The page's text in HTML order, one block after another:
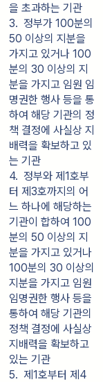
을 초과하는 기관
3.  정부가 100분의
50 이상의 지분을
가지고 있거나 100
분의 30 이상의 지
분을 가지고 임원 임
명권한 행사 등을 통
하여 해당 기관의 정
책 결정에 사실상 지
배력을 확보하고 있
는 기관
4.  정부와 제1호부
터 제3호까지의 어
느 하나에 해당하는
기관이 합하여 100
분의 50 이상의 지
분을 가지고 있거나
100분의 30 이상의
지분을 가지고 임원
임명권한 행사 등을
통하여 해당 기관의
정책 결정에 사실상
지배력을 확보하고
있는 기관
5.  제1호부터 제4